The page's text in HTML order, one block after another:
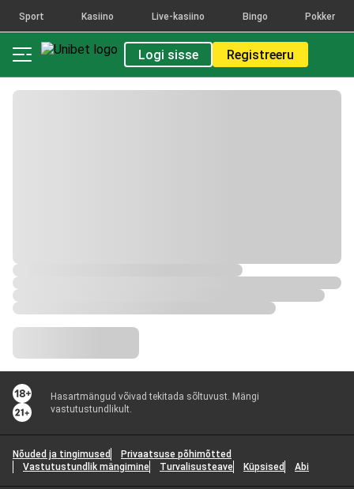
Sport Kasiino Live-kasiino Bingo Pokker
Logi sisse Registreeru
Hasartmängud võivad tekitada sõltuvust. Mängi
vastutustundlikult.
Nõuded ja tingimused
Privaatsuse põhimõtted
Vastutustundlik mängimine
Turvalisusteave Küpsised Abi